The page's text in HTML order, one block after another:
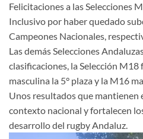
Felicitaciones a las Selecciones
Inclusivo por haber quedado
Campeones Nacionales,
Las demás Selecciones
clasificaciones, la Selección M18
masculina la 5° plaza y la M16
Unos resultados que mantienen
contexto nacional y fortalecen
desarrollo del rugby Andaluz.